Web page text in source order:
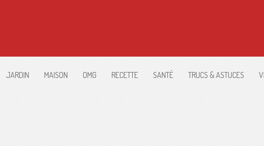
JARDIN MAISON OMG RECETTE SANTÉ TRUCS & ASTUCES